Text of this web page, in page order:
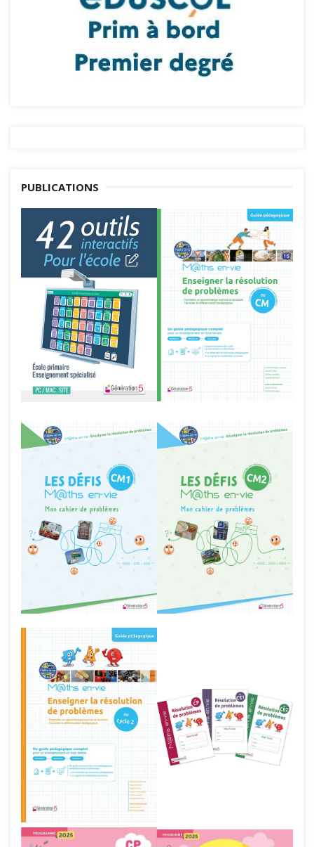
PUBLICATIONS